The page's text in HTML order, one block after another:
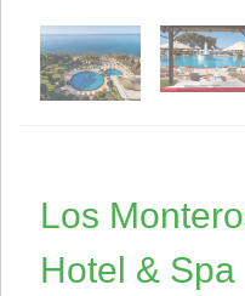
Los
Hotel & Spa